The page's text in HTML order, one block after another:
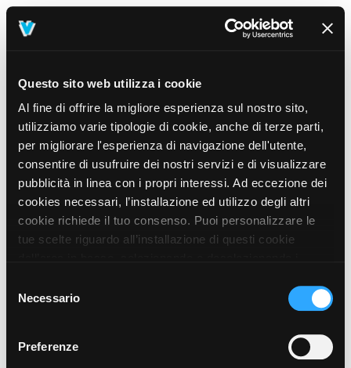
Questo sito web utilizza i cookie
Al fine di offrire la migliore esperienza sul nostro sito,
utilizziamo varie tipologie di cookie, anche di terze parti,
per migliorare l'esperienza di navigazione dell'utente,
consentire di usufruire dei nostri servizi e di visualizzare
pubblicità in linea con i propri interessi. Ad eccezione dei
cookies necessari, l’installazione ed utilizzo degli altri
cookie richiede il tuo consenso. Puoi personalizzare le
tue scelte riguardo all’installazione di questi cookie
prosegui” o decidere di accettare tutti i cookie, cliccando
sul pulsante “Accetta tutti i cookie”. Cliccando sul tasto
unicamente i cookie necessari alla navigazione. Per
delNecessario
Preferenze
404